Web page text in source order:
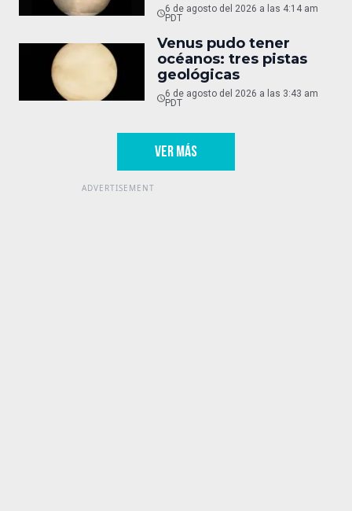
6 de agosto del 2026 a las 4:14 am
PDT
Venus pudo tener
océanos: tres pistas
geológicas
6 de agosto del 2026 a las 3:43 am
PDT
VER MÁS